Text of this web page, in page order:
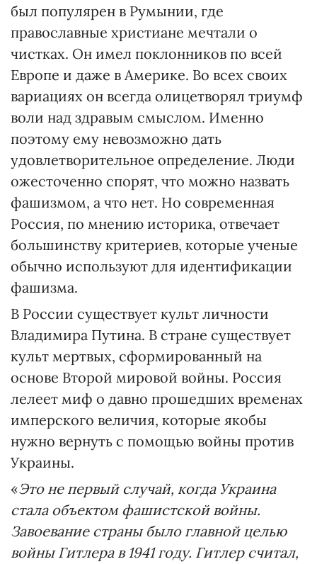
был популярен в Румынии, где
православные христиане мечтали о
чистках. Он имел поклонников по всей
Европе и даже в Америке. Во всех своих
вариациях он всегда олицетворял триумф
воли над здравым смыслом. Именно
поэтому ему невозможно дать
удовлетворительное определение. Люди
ожесточенно спорят, что можно назвать
фашизмом, а что нет. Но современная
Россия, по мнению историка, отвечает
большинству критериев, которые ученые
обычно используют для идентификации
фашизма.
В России существует культ личности
Владимира Путина. В стране существует
культ мертвых, сформированный на
основе Второй мировой войны. Россия
лелеет миф о давно прошедших временах
имперского величия, которые якобы
нужно вернуть с помощью войны против
Украины.
«Это не первый случай, когда Украина
стала объектом фашистской войны.
Завоевание страны было главной целью
войны Гитлера в 1941 году. Гитлер считал,